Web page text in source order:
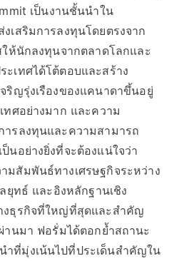
เป็นงานชั้นนำใน
เสริมการลงทุนโดยตรงจาก
ให้นักลงทุนจากตลาดโลกและ
เทศได้โต้ตอบและสร้าง
ริญรุ่งเรืองของแคนาดาขึ้นอยู่
ทศอย่างมาก และความ
ารลงทุนและความสามารถ
นอย่างยิ่งที่จะต้องแน่ใจว่า
มสัมพันธ์ทางเศรษฐกิจระหว่าง
ยุทธ์ และอิงหลักฐานเชิง
งธุรกิจที่ใหญ่ที่สุดและสำคัญ
นมา ฟอรั่มได้ตอกย้ำสถานะ
ำที่มุ่งเน้นไปที่ประเด็นสำคัญใน